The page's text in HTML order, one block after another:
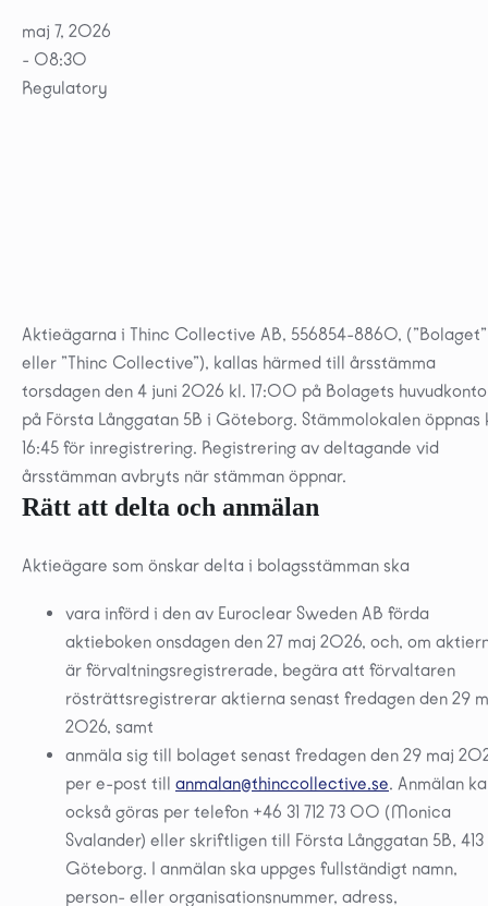
maj 7, 2026
- 08:30
Regulatory
Aktieägarna i Thinc Collective AB, 556854-8860, (”Bolaget”
eller ”Thinc Collective”), kallas härmed till årsstämma
torsdagen den 4 juni 2026 kl. 17:00 på Bolagets
på Första Långgatan 5B i Göteborg. Stämmolokalen öppnas
16:45 för inregistrering. Registrering av deltagande vid
årsstämman avbryts när stämman öppnar.
Rätt att delta och anmälan
Aktieägare som önskar delta i bolagsstämman ska
vara införd i den av Euroclear Sweden AB förda
aktieboken onsdagen den 27 maj 2026, och, om
är förvaltningsregistrerade, begära att förvaltaren
rösträttsregistrerar aktierna senast fredagen den 29
2026, samt
anmäla sig till bolaget senast fredagen den 29 maj
per e-post till anmalan@thinccollective.se. Anmälan
också göras per telefon +46 31 712 73 00 (Monica
Svalander) eller skriftligen till Första Långgatan 5B, 413
Göteborg. I anmälan ska uppges fullständigt namn,
person- eller organisationsnummer, adress,